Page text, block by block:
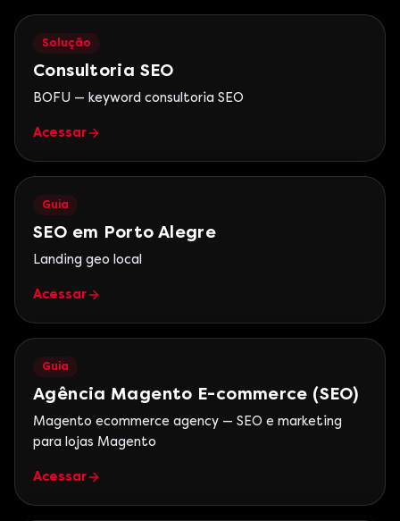
Solução
Consultoria SEO
BOFU — keyword consultoria SEO
Acessar
Guia
SEO em Porto Alegre
Landing geo local
Acessar
Guia
Agência Magento E-commerce (SEO)
Magento ecommerce agency — SEO e marketing
para lojas Magento
Acessar